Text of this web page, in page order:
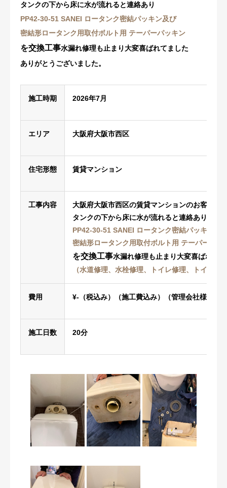
タンクの下から床に水が流れると連絡あり
PP42-30-51 SANEI ロータンク密結パッキン及び
密結形ロータンク用取付ボルト用 テーパーパッキン
を交換工事水漏れ修理も止まり大変喜ばれてました
ありがとうございました。
施工時期 2026年7月
エリア 大阪府大阪市西区
住宅形態 賃貸マンション
工事内容
大阪府大阪市西区の賃貸マンションのお客様
タンクの下から床に水が流れると連絡あり
PP42-30-51 SANEI ロータンク密結パッキン及
密結形ロータンク用取付ボルト用 テーパーパッ
を交換工事水漏れ修理も止まり大変喜ばれて
（水道修理、水栓修理、トイレ修理、トイレ工
費用 ¥-（税込み）（施工費込み）（管理会社様）
施工日数 20分